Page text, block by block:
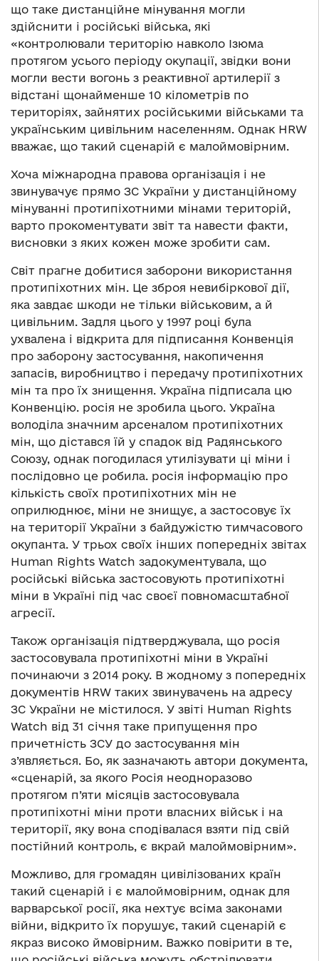
що таке дистанційне мінування могли
здійснити і російські війська, які
«контролювали територію навколо Ізюма
протягом усього періоду окупації, звідки вони
могли вести вогонь з реактивної артилерії з
відстані щонайменше 10 кілометрів по
територіях, зайнятих російськими військами та
українським цивільним населенням. Однак HRW
вважає, що такий сценарій є малоймовірним.
Хоча міжнародна правова організація і не
звинувачує прямо ЗС України у дистанційному
мінуванні протипіхотними мінами територій,
варто прокоментувати звіт та навести факти,
висновки з яких кожен може зробити сам.
Світ прагне добитися заборони використання
протипіхотних мін. Це зброя невибіркової дії,
яка завдає шкоди не тільки військовим, а й
цивільним. Задля цього у 1997 році була
ухвалена і відкрита для підписання Конвенція
про заборону застосування, накопичення
запасів, виробництво і передачу протипіхотних
мін та про їх знищення. Україна підписала цю
Конвенцію. росія не зробила цього. Україна
володіла значним арсеналом протипіхотних
мін, що дістався їй у спадок від Радянського
Союзу, однак погодилася утилізувати ці міни і
послідовно це робила. росія інформацію про
кількість своїх протипіхотних мін не
оприлюднює, міни не знищує, а застосовує їх
на території України з байдужістю тимчасового
окупанта. У трьох своїх інших попередніх звітах
Human Rights Watch задокументувала, що
російські війська застосовують протипіхотні
міни в Україні під час своєї повномасштабної
агресії.
Також організація підтверджувала, що росія
застосовувала протипіхотні міни в Україні
починаючи з 2014 року. В жодному з попередніх
документів HRW таких звинувачень на адресу
ЗС України не містилося. У звіті Human Rights
Watch від 31 січня таке припущення про
причетність ЗСУ до застосування мін
з’являється. Бо, як зазначають автори документа,
«сценарій, за якого Росія неодноразово
протягом п’яти місяців застосовувала
протипіхотні міни проти власних військ і на
території, яку вона сподівалася взяти під свій
постійний контроль, є вкрай малоймовірним».
Можливо, для громадян цивілізованих країн
такий сценарій і є малоймовірним, однак для
варварської росії, яка нехтує всіма законами
війни, відкрито їх порушує, такий сценарій є
якраз високо ймовірним. Важко повірити в те,